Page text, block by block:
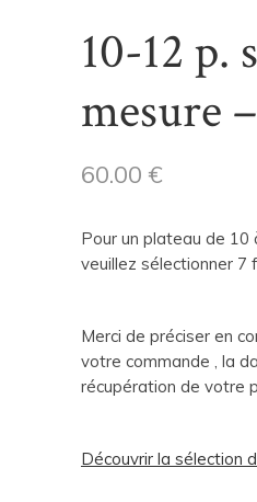
10-12 p.
mesure
60.00 €
Pour un plateau de 10
veuillez sélectionner 7
Merci de préciser en
votre commande , la
récupération de votre
Découvrir la sélection